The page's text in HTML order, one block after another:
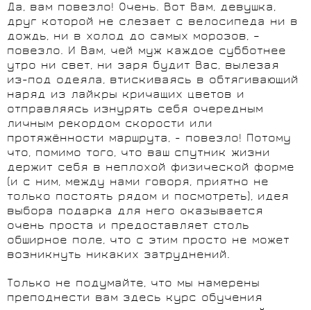
Да, вам повезло! Очень. Вот Вам, девушка,
друг которой не слезает с велосипеда ни в
дождь, ни в холод до самых морозов, –
повезло. И Вам, чей муж каждое субботнее
утро ни свет, ни заря будит Вас, вылезая
из-под одеяла, втискиваясь в обтягивающий
наряд из лайкры кричащих цветов и
отправляясь изнурять себя очередным
личным рекордом скорости или
протяжённости маршрута, - повезло! Потому
что, помимо того, что ваш спутник жизни
держит себя в неплохой физической форме
(и с ним, между нами говоря, приятно не
только постоять рядом и посмотреть), идея
выбора подарка для него оказывается
очень проста и предоставляет столь
обширное поле, что с этим просто не может
возникнуть никаких затруднений.
Только не подумайте, что мы намерены
преподнести вам здесь курс обучения